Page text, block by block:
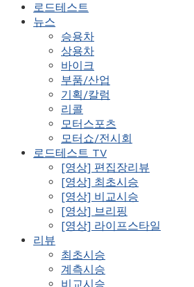
로드테스트
뉴스
승용차
상용차
바이크
부품/산업
기획/칼럼
리콜
모터스포츠
모터쇼/전시회
로드테스트 TV
[영상] 편집장리뷰
[영상] 최초시승
[영상] 비교시승
[영상] 브리핑
[영상] 라이프스타일
리뷰
최초시승
계측시승
비교시승